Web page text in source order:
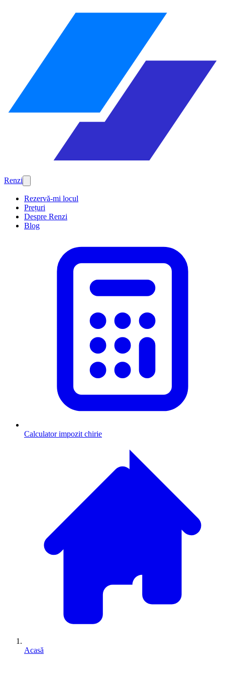
Renzi
Rezervă-mi locul
Prețuri
Despre Renzi
Blog
Calculator impozit chirie
Acasă